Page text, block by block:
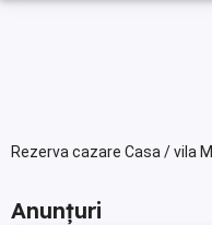
Rezerva cazare Casa / vila
Anunțuri